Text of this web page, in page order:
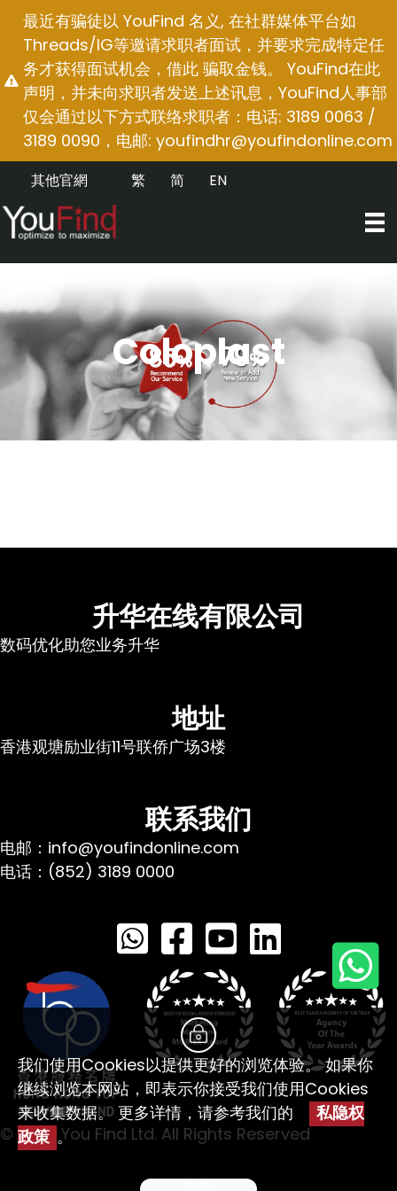
容
最近有骗徒以 YouFind 名义, 在社群媒体平台如
Threads/IG等邀请求职者面试，并要求完成特定任
务才获得面试机会，借此 骗取金钱。 YouFind在此
声明，并未向求职者发送上述讯息，YouFind人事部
仅会通过以下方式联络求职者：电话: 3189 0063 /
3189 0090，电邮: youfindhr@youfindonline.com
其他官網 EN
简
繁
Coloplast
升华在线有限公司
数码优化助您业务升华
地址
香港观塘励业街11号联侨广场3楼
联系我们
电邮：info@youfindonline.com
电话：(852) 3189 0000
© 2026 You Find Ltd. All Rights Reserved
我们使用Cookies以提供更好的浏览体验。 如果你
继续浏览本网站，即表示你接受我们使用Cookies
来收集数据。 更多详情，请参考我们的
私隐权
政策 。